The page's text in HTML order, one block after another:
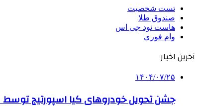
تست شخصیت
صندوق طلا
هاست نود جی اس
وام فوری
آخرین اخبار
۱۴۰۴/۰۷/۲۵
جشن تحویل خودروهای کیا اسپورتیج